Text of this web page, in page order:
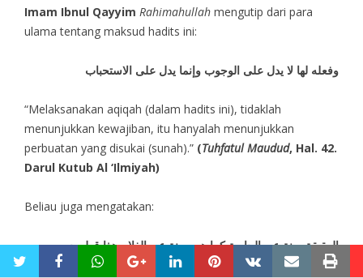
Imam Ibnul Qayyim Rahimahullahmengutip dari para
ulama tentang maksud hadits ini:
وفعله لها لا يدل على الوجوب وإنما يدل على الاستحباب
“Melaksanakan aqiqah (dalam hadits ini), tidaklah
menunjukkan kewajiban, itu hanyalah menunjukkan
perbuatan yang disukai (sunah).” (Tuhfatul Maudud, Hal. 42.
Darul Kutub Al ‘Ilmiyah)
Beliau juga mengatakan:
العقيقة سنة عن الجارية كما هي سنة عن الغلام هذا قول جمهور
أهل العلم من الصحابة والتابعين ومن بعدهم
twitterfacebookwhatsapp
google+linkedinpinterestvkontakte
email